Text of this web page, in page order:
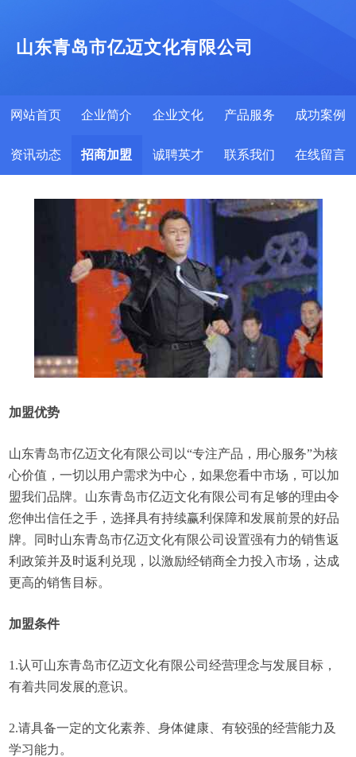
山东青岛市亿迈文化有限公司
网站首页 企业简介 企业文化 产品服务 成功案例
资讯动态 招商加盟 诚聘英才 联系我们 在线留言
加盟优势
山东青岛市亿迈文化有限公司以“专注产品，用心服务”为核
心价值，一切以用户需求为中心，如果您看中市场，可以加
盟我们品牌。山东青岛市亿迈文化有限公司有足够的理由令
您伸出信任之手，选择具有持续赢利保障和发展前景的好品
牌。同时山东青岛市亿迈文化有限公司设置强有力的销售返
利政策并及时返利兑现，以激励经销商全力投入市场，达成
更高的销售目标。
加盟条件
1.认可山东青岛市亿迈文化有限公司经营理念与发展目标，
有着共同发展的意识。
2.请具备一定的文化素养、身体健康、有较强的经营能力及
学习能力。